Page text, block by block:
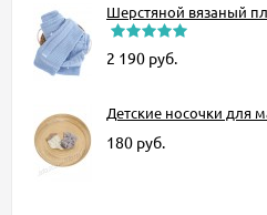
Шерстяной вязаный
2 190 руб.
Детские носочки для
180 руб.